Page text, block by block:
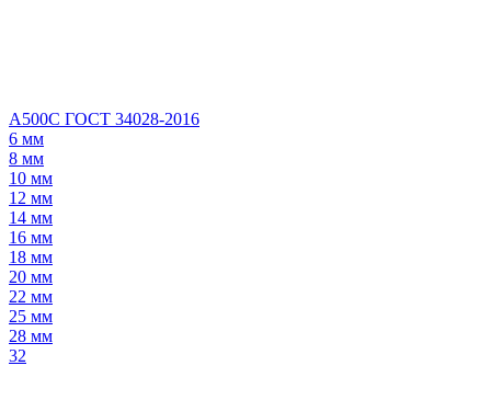
А500С ГОСТ 34028-2016
6 мм
8 мм
10 мм
12 мм
14 мм
16 мм
18 мм
20 мм
22 мм
25 мм
28 мм
32